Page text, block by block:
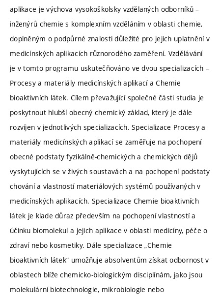
aplikace je výchova vysokoškolsky vzdělaných odborníků –
inženýrů chemie s komplexním vzděláním v oblasti chemie,
doplněným o podpůrné znalosti důležité pro jejich uplatnění v
medicínských aplikacích různorodého zaměření. Vzdělávání
je v tomto programu uskutečňováno ve dvou specializacích –
Procesy a materiály medicínských aplikací a Chemie
bioaktivních látek. Cílem převažující společné části studia je
poskytnout hlubší obecný chemický základ, který je dále
rozvíjen v jednotlivých specializacích. Specializace Procesy a
materiály medicínských aplikací se zaměřuje na pochopení
obecné podstaty fyzikálně-chemických a chemických dějů
vyskytujících se v živých soustavách a na pochopení podstaty
chování a vlastností materiálových systémů používaných v
medicínských aplikacích. Specializace Chemie bioaktivních
látek je klade důraz především na pochopení vlastností a
účinku biomolekul a jejich aplikace v oblasti medicíny, péče o
zdraví nebo kosmetiky. Dále specializace „Chemie
bioaktivních látek“ umožňuje absolventům získat odbornost v
oblastech blíže chemicko-biologickým disciplínám, jako jsou
molekulární biotechnologie, mikrobiologie nebo